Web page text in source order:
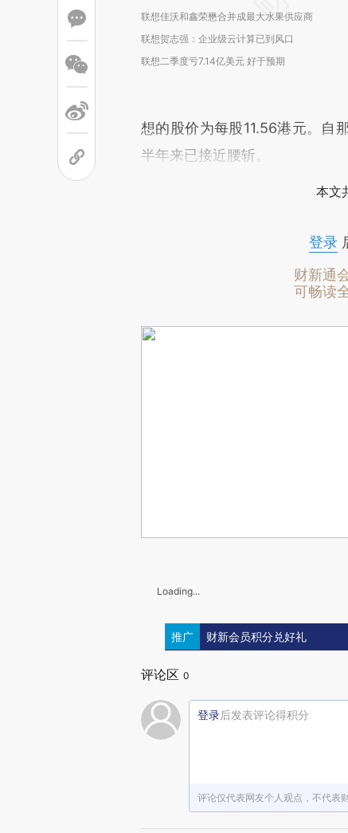
联想佳沃和鑫荣懋合并成最大水果供应商
联想贺志强：企业级云计算已到风口
联想二季度亏7.14亿美元 好于预期
想的股价为每股11.56港元。自
半年来已接近腰斩。
本文
登录
财新通
可畅读
Loading...
推广 财新会员积分兑好礼
评论区 0
登录后发表评论得积分
评论仅代表网友个人观点，不代表